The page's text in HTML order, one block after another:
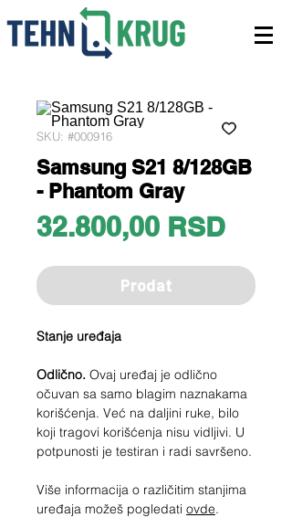
SKU: #000916
Samsung S21 8/128GB
- Phantom Gray
32.800,00 RSDPrice
Prodat
Stanje uređaja
Odlično. Ovaj uređaj je odlično
očuvan sa samo blagim naznakama
korišćenja. Već na daljini ruke, bilo
koji tragovi korišćenja nisu vidljivi. U
potpunosti je testiran i radi savršeno.
Više informacija o različitim stanjima
uređaja možeš pogledati ovde.